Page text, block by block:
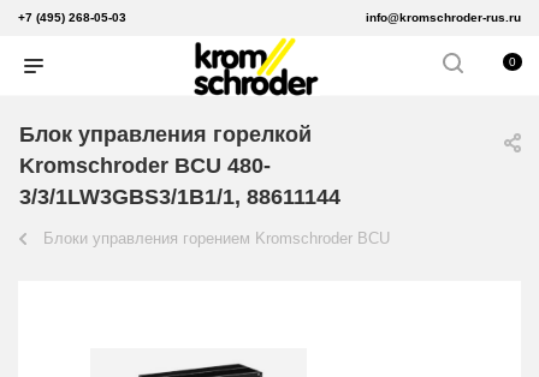
+7 (495) 268-05-03 info@kromschroder-rus.ru
0
Блок управления горелкой
Kromschroder BCU 480-
3/3/1LW3GBS3/1B1/1, 88611144
Блоки управления горением Kromschroder BCU